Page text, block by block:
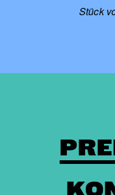
Stück